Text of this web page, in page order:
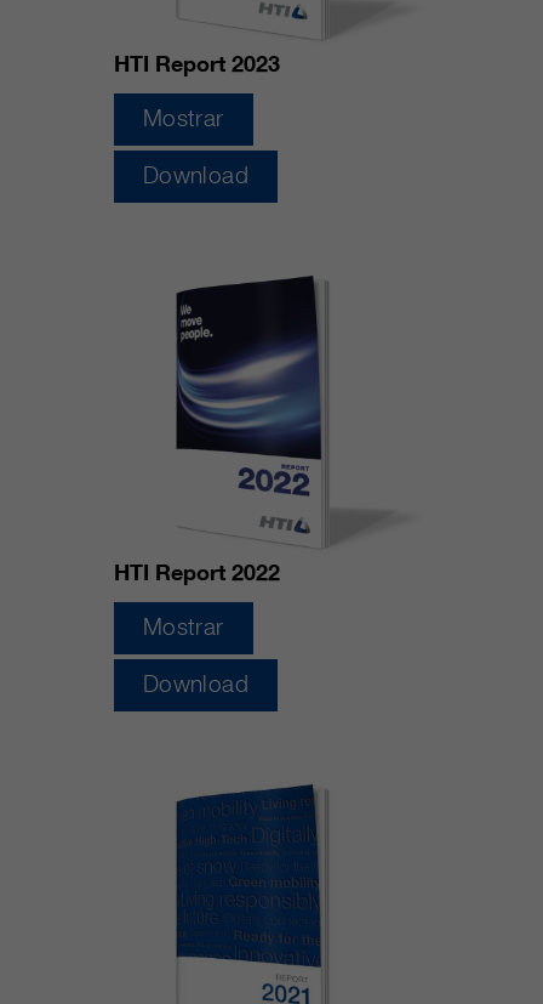
HTI Report 2023
Mostrar
Download
HTI Report 2022
Mostrar
Download